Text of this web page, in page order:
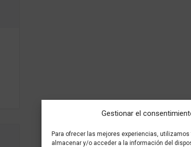
Gestionar el
Para ofrecer las mejores experiencias,
almacenar y/o acceder a la información del